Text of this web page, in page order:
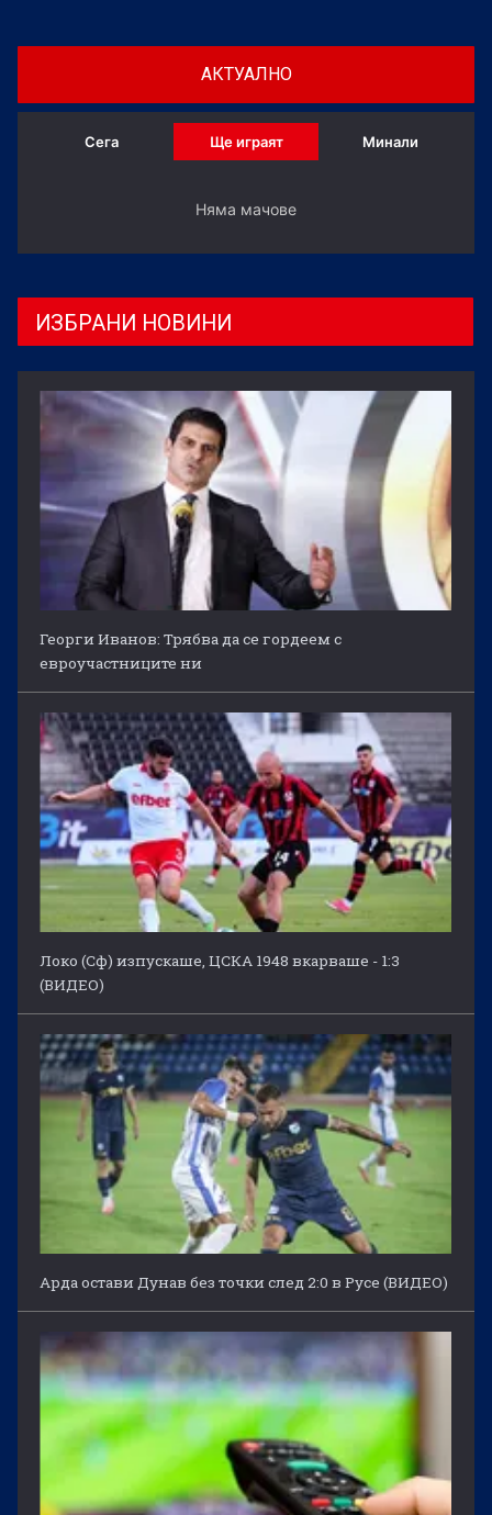
АКТУАЛНО
Сега Ще играят Минали
Няма мачове
ИЗБРАНИ НОВИНИ
Георги Иванов: Трябва да се гордеем с
евроучастниците ни
Локо (Сф) изпускаше, ЦСКА 1948 вкарваше - 1:3
(ВИДЕО)
Арда остави Дунав без точки след 2:0 в Русе (ВИДЕО)